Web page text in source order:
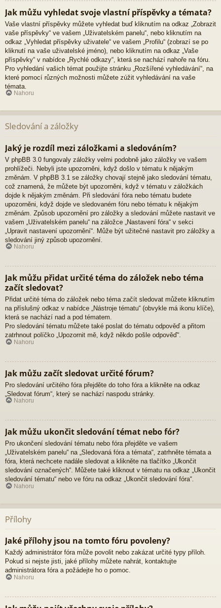
Jak můžu vyhledat svoje vlastní příspěvky a témata?
Vaše vlastní příspěvky můžete vyhledat buď kliknutím na odkaz „Zobrazit
vaše příspěvky“ ve vašem „Uživatelském panelu“, nebo kliknutím na
odkaz „Vyhledat příspěvky uživatele“ ve vašem „Profilu“ (zobrazí se po
kliknutí na vaše uživatelské jméno), nebo kliknutím na odkaz „Vaše
příspěvky“ v nabídce „Rychlé odkazy“, která se nachází nahoře na fóru.
Pro vyhledání vašich témat použijte stránku „Rozšířené vyhledávání“, na
které pomocí různých možnosti můžete zúžit vyhledávání na vaše
témata.
Nahoru
Sledování a záložky
Jaký je rozdíl mezi záložkami a sledováním?
V phpBB 3.0 fungovaly záložky velmi podobně jako záložky ve vašem
prohlížeči. Nebyli jste upozorněni, když došlo v tématu k nějakým
změnám. V phpBB 3.1 se záložky chovají stejně jako sledování tématu,
což znamená, že můžete být upozorněni, když v tématu v záložkách
dojde k nějakým změnám. Při sledování fóra nebo tématu budete
upozorněni, když dojde ve sledovaném fóru nebo tématu k nějakým
změnám. Způsob upozornění pro záložky a sledování můžete nastavit ve
vašem „Uživatelském panelu“ na záložce „Nastavení fóra“ v sekci
„Upravit nastavení upozornění“. Může být užitečné nastavit pro záložky a
sledování jiný způsob upozornění.
Nahoru
Jak můžu přidat určité téma do záložek nebo téma
začít sledovat?
Přidat určité téma do záložek nebo téma začít sledovat můžete kliknutím
na příslušný odkaz v nabídce „Nástroje tématu“ (obvykle má ikonu klíče),
která se nachází nad a pod tématem.
Pro sledování tématu můžete také poslat do tématu odpověď a přitom
zatrhnout políčko „Upozornit mě, když někdo pošle odpověď“.
Nahoru
Jak můžu začít sledovat určité fórum?
Pro sledování určitého fóra přejděte do toho fóra a klikněte na odkaz
„Sledovat fórum“, který se nachází naspodu stránky.
Nahoru
Jak můžu ukončit sledování témat nebo fór?
Pro ukončení sledování tématu nebo fóra přejděte ve vašem
„Uživatelském panelu“ na „Sledovaná fóra a témata“, zatrhněte témata a
fóra, která nechcete nadále sledovat a klikněte na tlačítko „Ukončit
sledování označených“. Můžete také kliknout v tématu na odkaz „Ukončit
sledování tématu“ nebo ve fóru na odkaz „Ukončit sledování fóra“.
Nahoru
Přílohy
Jaké přílohy jsou na tomto fóru povoleny?
Každý administrátor fóra může povolit nebo zakázat určité typy příloh.
Pokud si nejste jisti, jaké přílohy můžete nahrát, kontaktujte
administrátora fóra a požádejte ho o pomoc.
Nahoru